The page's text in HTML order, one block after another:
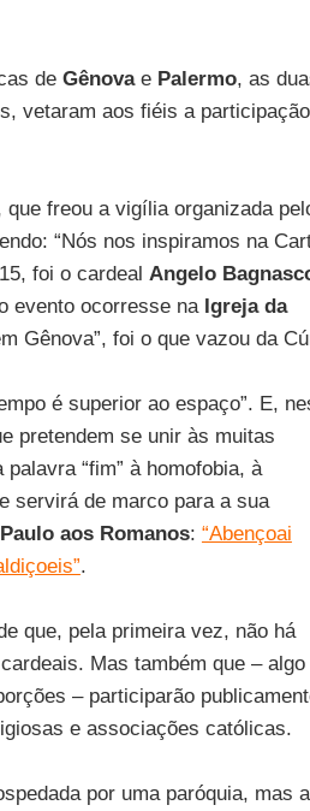
de Gênovae Palermo, as
vetaram aos fiéis a participação
que freou a vigília organizada
“Nós nos inspiramos na
foi o cardeal Angelo
evento ocorresse na Igreja da
Gênova”, foi o que vazou da
é superior ao espaço”. E,
pretendem se unir às muitas
“fim” à homofobia, à
servirá de marco para a sua
aos Romanos: “Abençoai
.
que, pela primeira vez, não há
Mas também que – algo
– participarão
e associações católicas.
por uma paróquia, mas